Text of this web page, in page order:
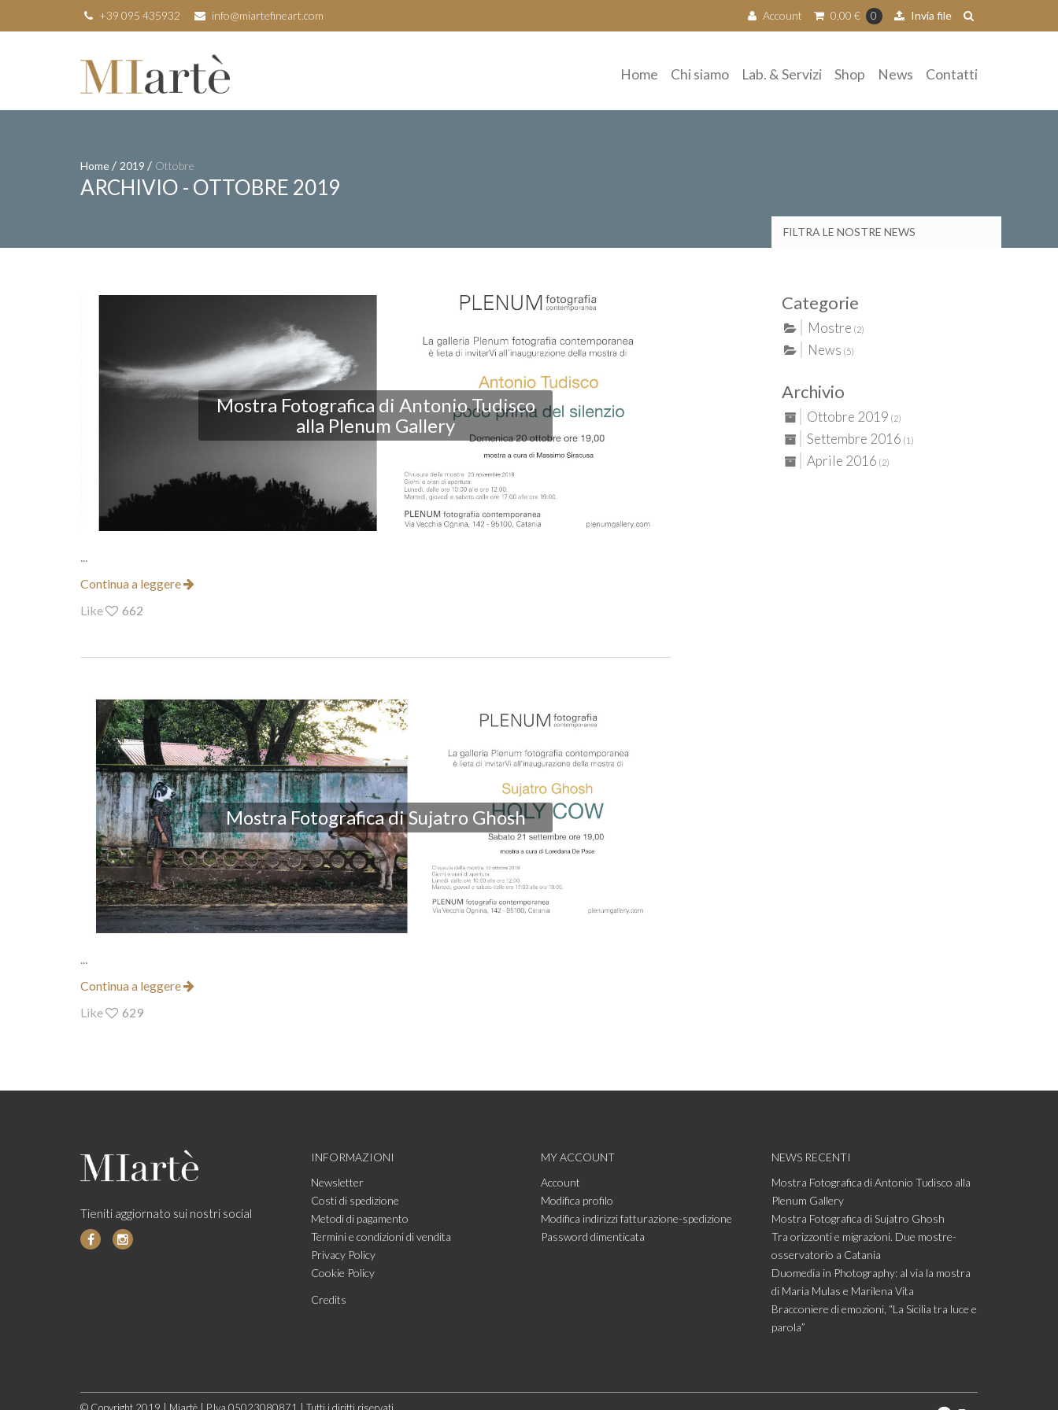
+39 095 435932 info@miartefineart.com Account 0,00 € 0 Invia file
Home Chi siamo Lab. & Servizi Shop News Contatti
Home / 2019 / Ottobre
ARCHIVIO - OTTOBRE 2019
FILTRA LE NOSTRE NEWS
Categorie
Mostre (2)
News (5)
Archivio
Ottobre 2019 (2)
Settembre 2016 (1)
Aprile 2016 (2)
Mostra Fotografica di Antonio Tudisco
alla Plenum Gallery
...
Continua a leggere
Like
662
Mostra Fotografica di Sujatro Ghosh
...
Continua a leggere
Like
629
Tieniti aggiornato sui nostri social
INFORMAZIONI
Newsletter
Costi di spedizione
Metodi di pagamento
Termini e condizioni di vendita
Privacy Policy
Cookie Policy
Credits
MY ACCOUNT
Account
Modifica profilo
Modifica indirizzi fatturazione-spedizione
Password dimenticata
NEWS RECENTI
Mostra Fotografica di Antonio Tudisco alla
Plenum Gallery
Mostra Fotografica di Sujatro Ghosh
Tra orizzonti e migrazioni. Due mostre-
osservatorio a Catania
Duomedia in Photography: al via la mostra
di Maria Mulas e Marilena Vita
Bracconiere di emozioni, “La Sicilia tra luce e
parola”